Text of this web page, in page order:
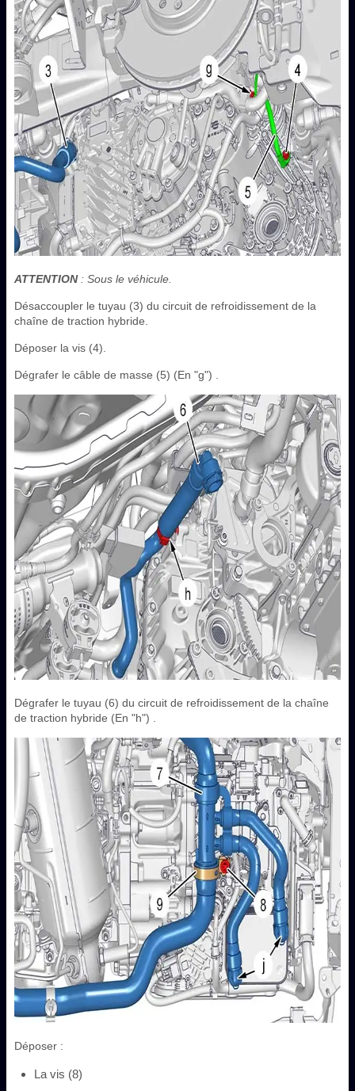
ATTENTION: Sous le véhicule.
Désaccoupler le tuyau (3) du circuit de refroidissement de la
chaîne de traction hybride.
Déposer la vis (4).
Dégrafer le câble de masse (5) (En "g") .
Dégrafer le tuyau (6) du circuit de refroidissement de la chaîne
de traction hybride (En "h") .
Déposer :
La vis (8)